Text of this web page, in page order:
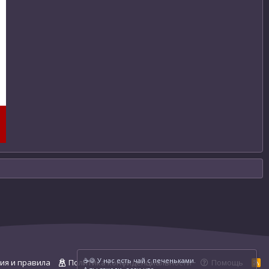
и правила Политика конфиденциальности Помощь
R
☕️🍪 У нас есть чай с печеньками.